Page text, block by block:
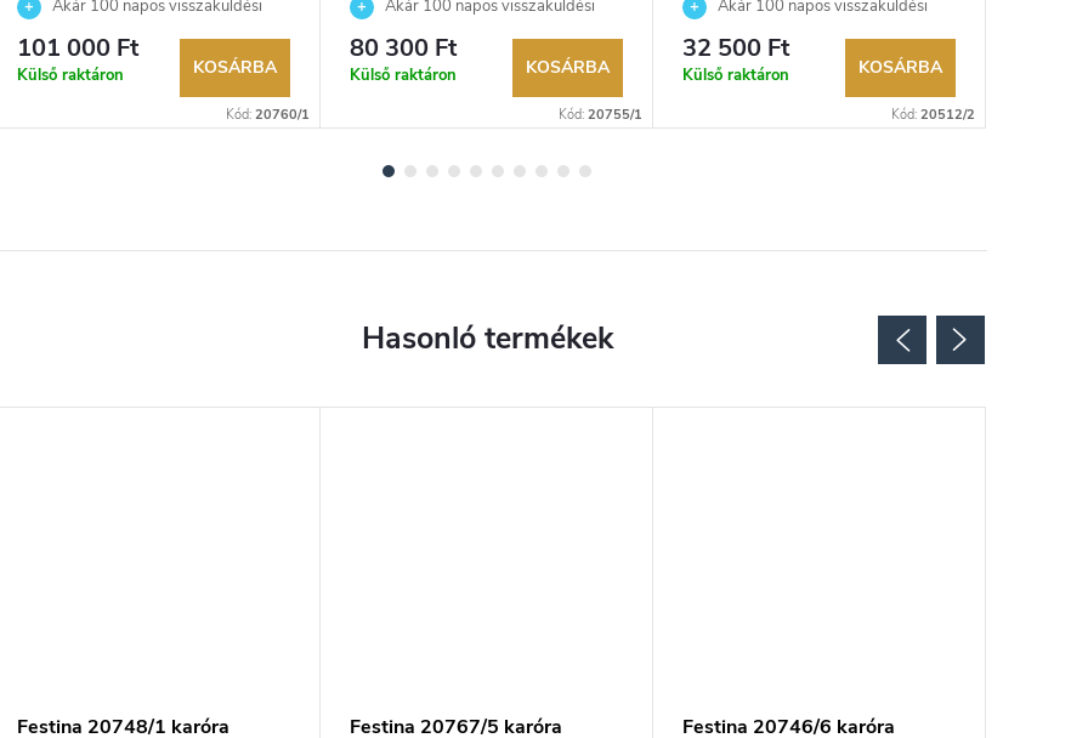
Akár 100 napos visszaküldési
lehetőség. Hivatalos márkakereskedő.
101 000 Ft
Külső raktáron KOSÁRBA
Kód: 20760/1
Akár 100 napos visszaküldési
lehetőség. Hivatalos márkakereskedő.
80 300 Ft
Külső raktáron KOSÁRBA
Kód: 20755/1
Akár 100 napos visszaküldési
lehetőség. Hivatalos márkakereskedő.
32 500 Ft
Külső raktáron KOSÁRBA
Kód: 20512/2
Festina 20748/1 karóra Festina 20767/5 karóra Festina 20746/6 karóra